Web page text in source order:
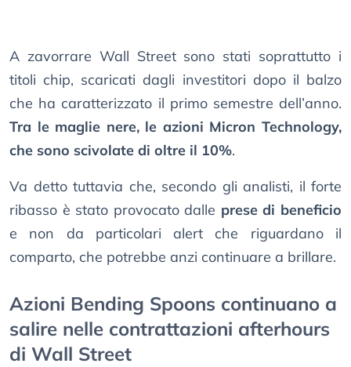
A zavorrare Wall Street sono stati soprattutto i
titoli chip, scaricati dagli investitori dopo il balzo
che ha caratterizzato il primo semestre dell’anno.
Tra le maglie nere, le azioni Micron Technology,
che sono scivolate di oltre il 10%.
Va detto tuttavia che, secondo gli analisti, il forte
ribasso è stato provocato dalle prese di beneficio
e non da particolari alert che riguardano il
comparto, che potrebbe anzi continuare a brillare.
Azioni Bending Spoons continuano a
salire nelle contrattazioni afterhours
di Wall Street